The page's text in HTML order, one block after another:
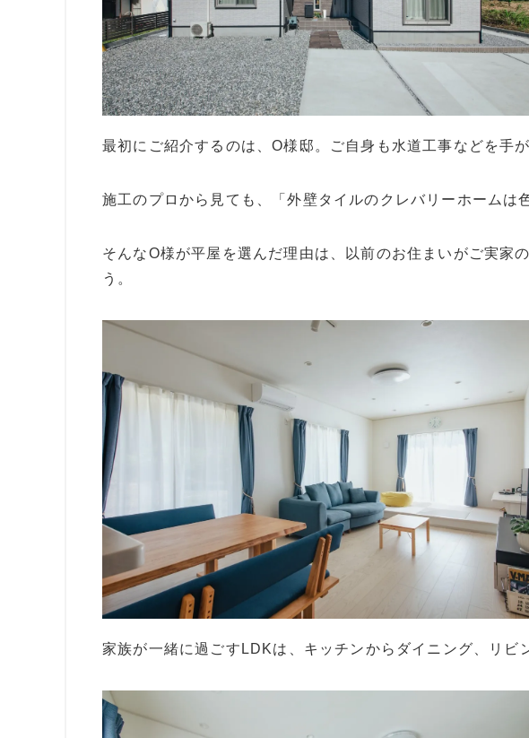
最初にご紹介するのは、O様邸。ご自身も水道工事などを手
施工のプロから見ても、「外壁タイルのクレバリーホームは
そんなO様が平屋を選んだ理由は、以前のお住まいがご実家
う。
家族が一緒に過ごすLDKは、キッチンからダイニング、リビ